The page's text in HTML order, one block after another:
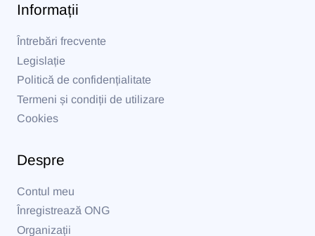
Informații
Întrebări frecvente
Legislație
Politică de confidențialitate
Termeni și condiții de utilizare
Cookies
Despre
Contul meu
Înregistrează ONG
Organizații